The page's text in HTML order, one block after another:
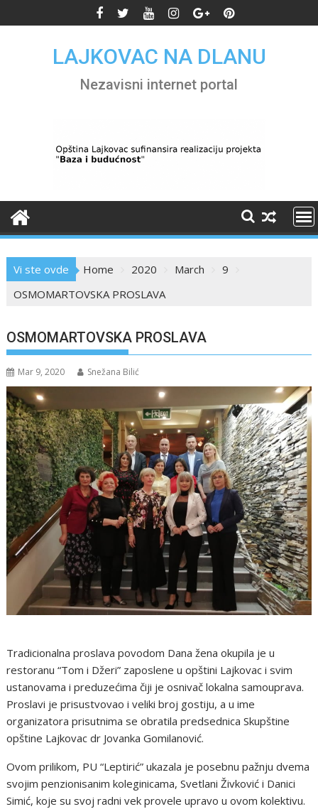
to
LAJKOVAC NA DLANU
Nezavisni internet portal
Vi ste ovde Home 2020 March
9
OSMOMARTOVSKA PROSLAVA
OSMOMARTOVSKA PROSLAVA
Mar 9, 2020 Snežana Bilić
Tradicionalna proslava povodom Dana žena okupila je u
restoranu “Tom i Džeri” zaposlene u opštini Lajkovac i svim
ustanovama i preduzećima čiji je osnivač lokalna samouprava.
Proslavi je prisustvovao i veliki broj gostiju, a u ime
organizatora prisutnima se obratila predsednica Skupštine
opštine Lajkovac dr Jovanka Gomilanović.
Ovom prilikom, PU “Leptirić” ukazala je posebnu pažnju dvema
svojim penzionisanim koleginicama, Svetlani Živković i Danici
Simić, koje su svoj radni vek provele upravo u ovom kolektivu.